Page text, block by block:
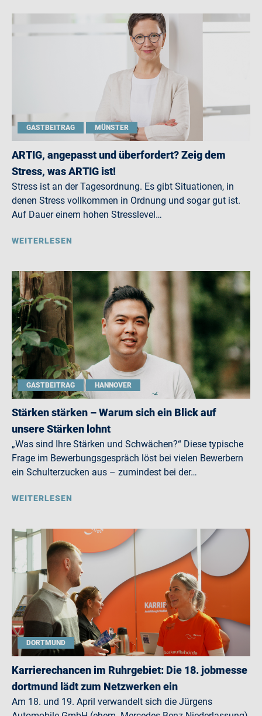
GASTBEITRAG MÜNSTER
ARTIG, angepasst und überfordert? Zeig dem
Stress, was ARTIG ist!
Stress ist an der Tagesordnung. Es gibt Situationen, in
denen Stress vollkommen in Ordnung und sogar gut ist.
Auf Dauer einem hohen Stresslevel…
WEITERLESEN
GASTBEITRAG HANNOVER
Stärken stärken – Warum sich ein Blick auf
unsere Stärken lohnt
„Was sind Ihre Stärken und Schwächen?“ Diese typische
Frage im Bewerbungsgespräch löst bei vielen Bewerbern
ein Schulterzucken aus – zumindest bei der…
WEITERLESEN
DORTMUND
Karrierechancen im Ruhrgebiet: Die 18. jobmesse
dortmund lädt zum Netzwerken ein
Am 18. und 19. April verwandelt sich die Jürgens